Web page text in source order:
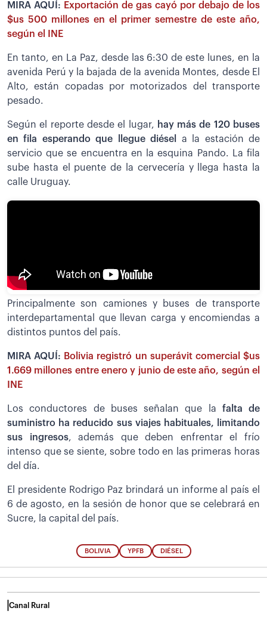
MIRA AQUÍ: Exportación de gas cayó por debajo de los
$us 500 millones en el primer semestre de este año,
según el INE
En tanto, en La Paz, desde las 6:30 de este lunes, en la
avenida Perú y la bajada de la avenida Montes, desde El
Alto, están copadas por motorizados del transporte
pesado.
Según el reporte desde el lugar, hay más de 120 buses
en fila esperando que llegue diésel
a la estación de
servicio que se encuentra en la esquina Pando. La fila
sube hasta el puente de la cervecería y llega hasta la
calle Uruguay.
Principalmente son camiones y buses de transporte
interdepartamental que llevan carga y encomiendas a
distintos puntos del país.
MIRA AQUÍ: Bolivia registró un superávit comercial $us
1.669 millones entre enero y junio de este año, según el
INE
Los conductores de buses señalan que la falta de
suministro ha reducido sus viajes habituales, limitando
sus ingresos, además que deben enfrentar el frío
intenso que se siente, sobre todo en las primeras horas
del día.
El presidente Rodrigo Paz brindará un informe al país el
6 de agosto, en la sesión de honor que se celebrará en
Sucre, la capital del país.
BOLIVIA YPFB DIÉSEL
Canal Rural